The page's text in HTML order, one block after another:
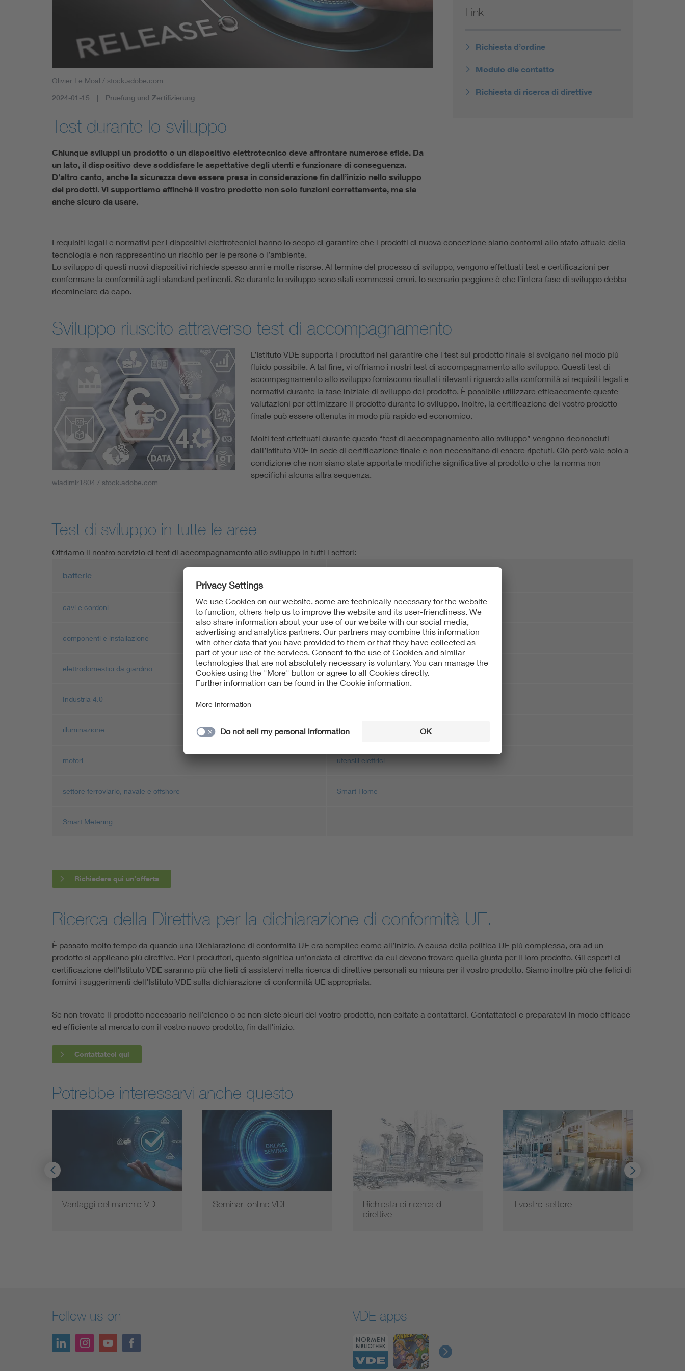
Olivier Le Moal / stock.adobe.com
2024-01-15 Pruefung und Zertifizierung
Test durante lo sviluppo
Chiunque sviluppi un prodotto o un dispositivo elettrotecnico deve affrontare numerose sfide. Da
un lato, il dispositivo deve soddisfare le aspettative degli utenti e funzionare di conseguenza.
D’altro canto, anche la sicurezza deve essere presa in considerazione fin dall’inizio nello sviluppo
dei prodotti. Vi supportiamo affinché il vostro prodotto non solo funzioni correttamente, ma sia
anche sicuro da usare.
Link
Richiesta d’ordine
Modulo die contatto
Richiesta di ricerca di direttive
I requisiti legali e normativi per i dispositivi elettrotecnici hanno lo scopo di garantire che i prodotti di nuova concezione siano conformi allo stato attuale della
tecnologia e non rappresentino un rischio per le persone o l’ambiente.
Lo sviluppo di questi nuovi dispositivi richiede spesso anni e molte risorse. Al termine del processo di sviluppo, vengono effettuati test e certificazioni per
confermare la conformità agli standard pertinenti. Se durante lo sviluppo sono stati commessi errori, lo scenario peggiore è che l’intera fase di sviluppo debba
ricominciare da capo.
Sviluppo riuscito attraverso test di accompagnamento
wladimir1804 / stock.adobe.com
L’Istituto VDE supporta i produttori nel garantire che i test sul prodotto finale si svolgano nel modo più
fluido possibile. A tal fine, vi offriamo i nostri test di accompagnamento allo sviluppo. Questi test di
accompagnamento allo sviluppo forniscono risultati rilevanti riguardo alla conformità ai requisiti legali e
normativi durante la fase iniziale di sviluppo del prodotto. È possibile utilizzare efficacemente queste
valutazioni per ottimizzare il prodotto durante lo sviluppo. Inoltre, la certificazione del vostro prodotto
finale può essere ottenuta in modo più rapido ed economico.
Molti test effettuati durante questo “test di accompagnamento allo sviluppo” vengono riconosciuti
dall’Istituto VDE in sede di certificazione finale e non necessitano di essere ripetuti. Ciò però vale solo a
condizione che non siano state apportate modifiche significative al prodotto o che la norma non
specifichi alcuna altra sequenza.
Test di sviluppo in tutte le aree
Offriamo il nostro servizio di test di accompagnamento allo sviluppo in tutti i settori:
batterie
cavi e cordoni apparecchi commerciali
componenti e installazione elettronica di consumo
elettrodomestici da giardino elettrodomestici
Industria 4.0
illuminazione mobilità e infrastruttura di ricarica
motori utensili elettrici
settore ferroviario, navale e offshore Smart Home
Smart Metering
Richiedere qui un’offerta
Ricerca della Direttiva per la dichiarazione di conformità UE.
È passato molto tempo da quando una Dichiarazione di conformità UE era semplice come all’inizio. A causa della politica UE più complessa, ora ad un
prodotto si applicano più direttive. Per i produttori, questo significa un’ondata di direttive da cui devono trovare quella giusta per il loro prodotto. Gli esperti di
certificazione dell’Istituto VDE saranno più che lieti di assistervi nella ricerca di direttive personali su misura per il vostro prodotto. Siamo inoltre più che felici di
fornirvi i suggerimenti dell’Istituto VDE sulla dichiarazione di conformità UE appropriata.
Se non trovate il prodotto necessario nell’elenco o se non siete sicuri del vostro prodotto, non esitate a contattarci. Contattateci e preparatevi in modo efficace
ed efficiente al mercato con il vostro nuovo prodotto, fin dall’inizio.
Contattateci qui
Potrebbe interessarvi anche questo
Vantaggi del marchio VDE Seminari online VDE
Richiesta di ricerca di
direttive
Il vostro settore
Follow us on VDE apps